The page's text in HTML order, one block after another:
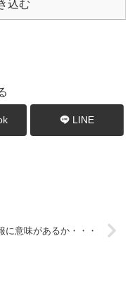
込む
LINE
に意味があるか・・・